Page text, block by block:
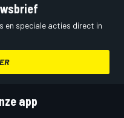
en speciale acties direct in
app